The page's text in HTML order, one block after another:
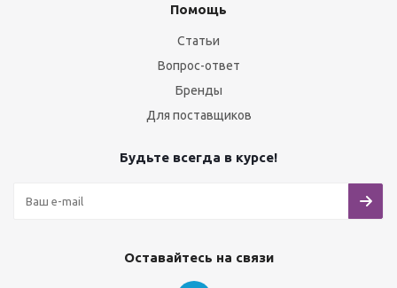
Помощь
Статьи
Вопрос-ответ
Бренды
Для поставщиков
Будьте всегда в курсе!
Оставайтесь на связи